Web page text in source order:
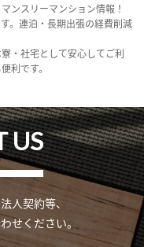
ンスリーマンション情報！
。連泊・長期出張の経費削減
・社宅として安心してご利
利です。
US
人契約等、
せください。